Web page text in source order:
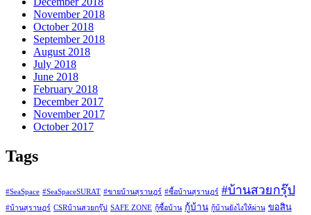
November 2018
October 2018
September 2018
August 2018
July 2018
June 2018
February 2018
December 2017
November 2017
October 2017
Tags
#SeaSpace #SeaSpaceSURAT #ขายบ้านสุราษฎร์ #ซื้อบ้านสุราษฎร์ #บ้านสวยกรุ๊ป
#บ้านสุราษฎร์ CSRบ้านสวยกรุ๊ป SAFE ZONE กู้ซื้อบ้าน กู้บ้าน กู้บ้านยังไงให้ผ่าน ขอสิน